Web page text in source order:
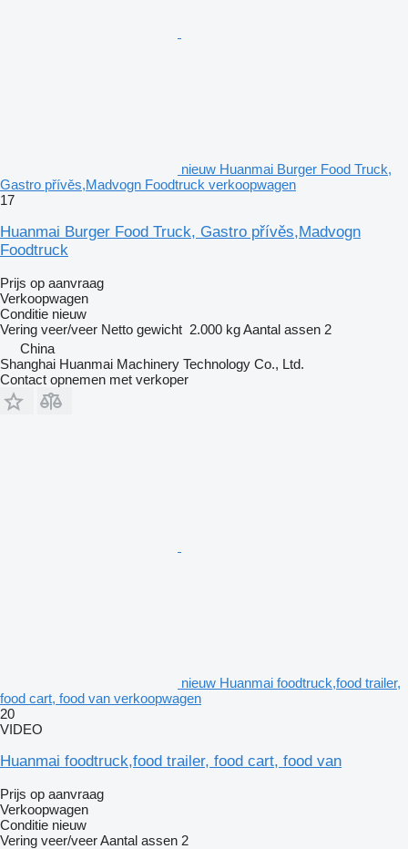
nieuw Huanmai Burger Food Truck,
Gastro přívěs,Madvogn Foodtruck verkoopwagen
17
Huanmai Burger Food Truck, Gastro přívěs,Madvogn
Foodtruck
Prijs op aanvraag
Verkoopwagen
Conditie nieuw
Vering veer/veer Netto gewicht 2.000 kgAantal assen 2
China
Shanghai Huanmai Machinery Technology Co., Ltd.
Contact opnemen met verkoper
nieuw Huanmai foodtruck,food trailer,
food cart, food van verkoopwagen
20
VIDEO
Huanmai foodtruck,food trailer, food cart, food van
Prijs op aanvraag
Verkoopwagen
Conditie nieuw
Vering veer/veerAantal assen 2